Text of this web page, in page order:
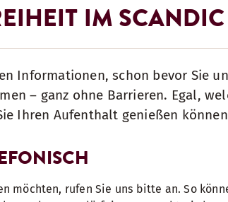
IM
Informationen, schon bevor Sie
– ganz ohne Barrieren. Egal,
Ihren Aufenthalt genießen
möchten, rufen Sie uns bitte an. So